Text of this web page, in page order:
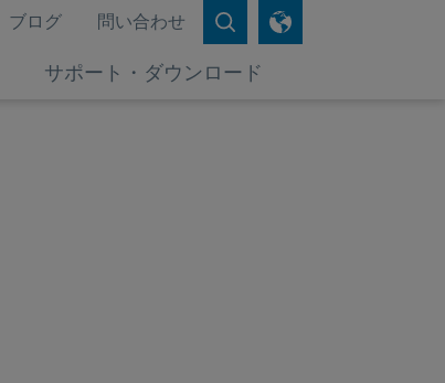
ブログ 問い合わせ
サポート・ダウンロード